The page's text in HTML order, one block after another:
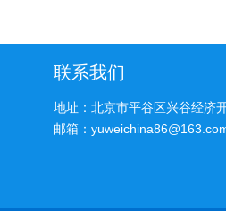
联系我们
地址：北京市平谷区兴谷经济
邮箱：